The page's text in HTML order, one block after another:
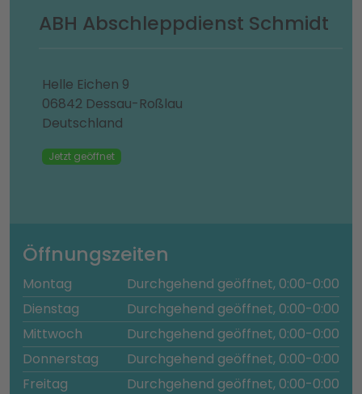
ABH Abschleppdienst Schmidt
Helle Eichen 9
06842 Dessau-Roßlau
Deutschland
Jetzt geöffnet
Öffnungszeiten
Montag
Durchgehend geöffnet, 0:00-0:00
Dienstag
Durchgehend geöffnet, 0:00-0:00
Mittwoch
Durchgehend geöffnet, 0:00-0:00
Donnerstag
Durchgehend geöffnet, 0:00-0:00
Freitag
Durchgehend geöffnet, 0:00-0:00